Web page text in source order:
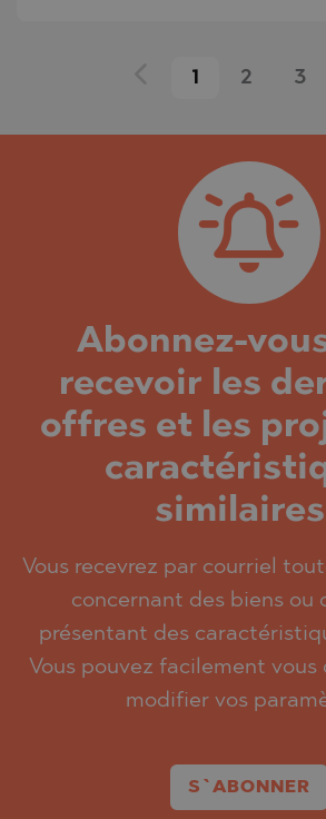
1 2 3
Abonnez-
recevoir les
offres et les
Vous recevrez par courriel
concernant des biens ou
présentant des
Vous pouvez facilement vous
modifier vos
S`ABONNER